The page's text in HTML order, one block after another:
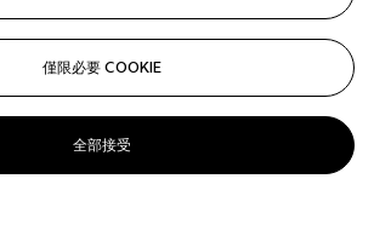
關注
僅限必要 COOKIE
全部接受